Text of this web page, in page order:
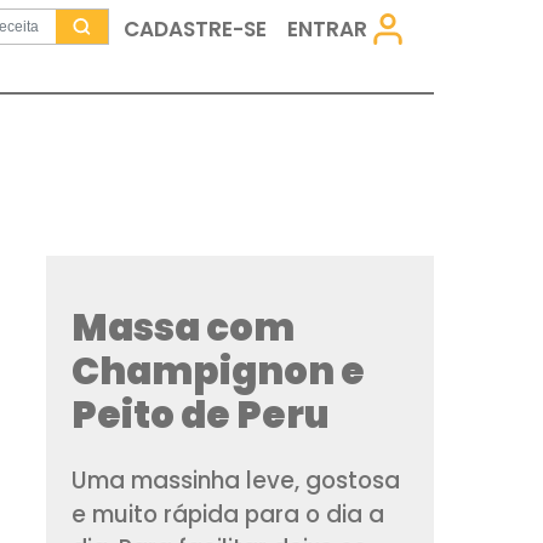
CADASTRE-SE
Massa com
Peito de